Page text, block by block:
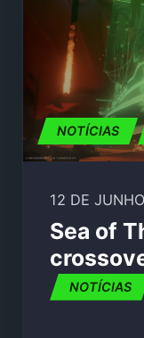
NOTÍCIAS
12 DE
Sea of
NOTÍCIAS